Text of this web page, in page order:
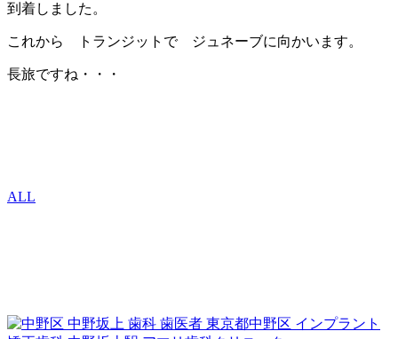
到着しました。
これから トランジットで ジュネーブに向かいます。
長旅ですね・・・
ALL